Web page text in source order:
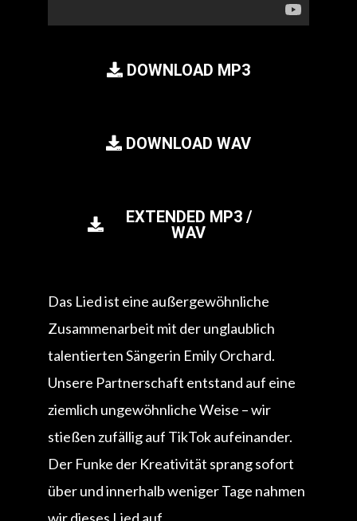
DOWNLOAD MP3
DOWNLOAD WAV
EXTENDED MP3 /
WAV
Das Lied ist eine außergewöhnliche
Zusammenarbeit mit der unglaublich
talentierten Sängerin Emily Orchard.
Unsere Partnerschaft entstand auf eine
ziemlich ungewöhnliche Weise – wir
stießen zufällig auf TikTok aufeinander.
Der Funke der Kreativität sprang sofort
über und innerhalb weniger Tage nahmen